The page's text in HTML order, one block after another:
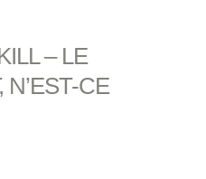
– LE
N’EST-CE